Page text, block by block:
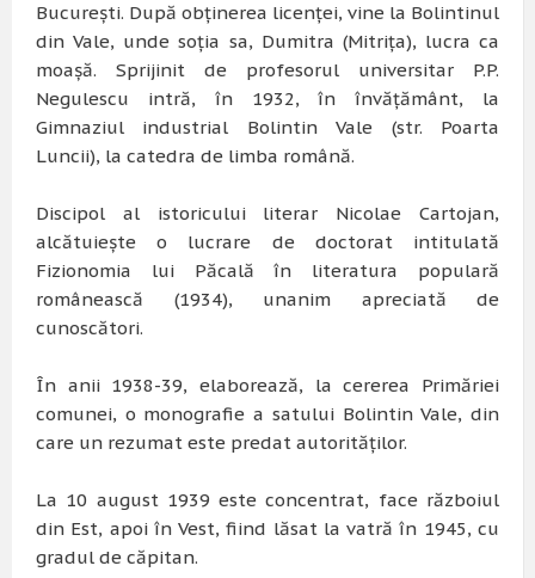
Bucureşti. După obţinerea licenţei, vine la Bolintinul
din Vale, unde soţia sa, Dumitra (Mitriţa), lucra ca
moaşă. Sprijinit de profesorul universitar P.P.
Negulescu intră, în 1932, în învăţământ, la
Gimnaziul industrial Bolintin Vale (str. Poarta
Luncii), la catedra de limba română.
Discipol al istoricului literar Nicolae Cartojan,
alcătuieşte o lucrare de doctorat intitulată
Fizionomia lui Păcală în literatura populară
românească (1934), unanim apreciată de
cunoscători.
În anii 1938-39, elaborează, la cererea Primăriei
comunei, o monografie a satului Bolintin Vale, din
care un rezumat este predat autorităţilor.
La 10 august 1939 este concentrat, face războiul
din Est, apoi în Vest, fiind lăsat la vatră în 1945, cu
gradul de căpitan.